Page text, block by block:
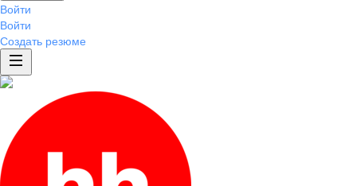
Войти
Войти
Создать резюме